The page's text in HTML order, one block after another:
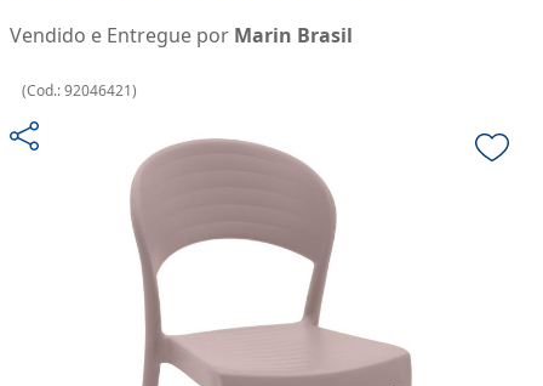
Vendido e Entregue por Marin Brasil
(Cod.:92046421)